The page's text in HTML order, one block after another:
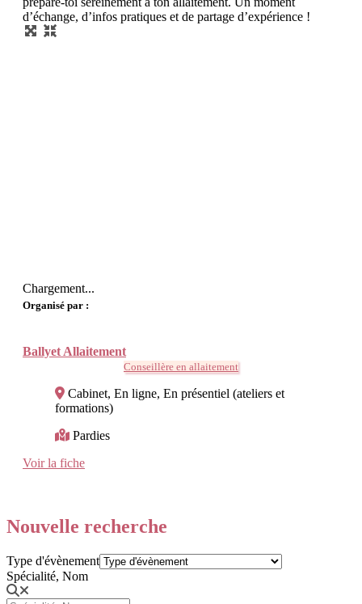
d’échange, d’infos pratiques et de partage d’expérience !
Chargement...
Organisé par :
Ballyet Allaitement
Conseillère en allaitement
Cabinet, En ligne, En présentiel (ateliers et
formations)
Pardies
Voir la fiche
Nouvelle recherche
Type d'évènement
Spécialité, Nom